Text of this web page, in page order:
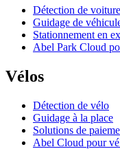
Détection de
Guidage de
Stationnement en
Abel Park Cloud
Vélos
Détection de vélo
Guidage à la place
Solutions de
Abel Cloud pour